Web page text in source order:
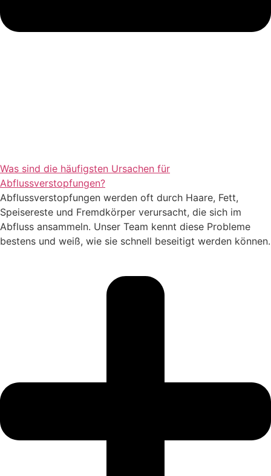
Was sind die häufigsten Ursachen für
Abflussverstopfungen?​
Abflussverstopfungen werden oft durch Haare, Fett,
Speisereste und Fremdkörper verursacht, die sich im
Abfluss ansammeln. Unser Team kennt diese Probleme
bestens und weiß, wie sie schnell beseitigt werden können.